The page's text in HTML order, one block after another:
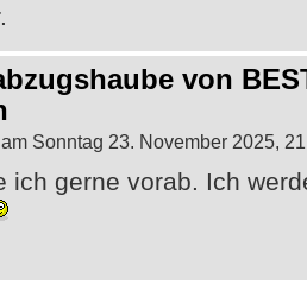
von
am Sonntag 23. November 2025,
ich gerne vorab. Ich